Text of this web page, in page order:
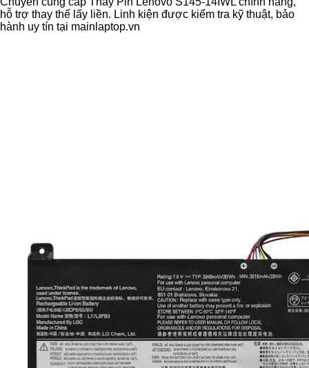
hỗ trợ thay thế lấy liền. Linh kiện được kiểm tra kỹ thuật, bảo
hành uy tín tại mainlaptop.vn